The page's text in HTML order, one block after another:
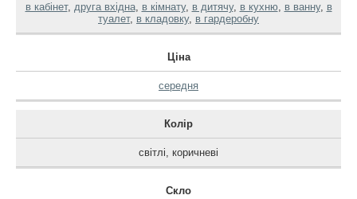
в кабінет, друга вхідна, в кімнату, в дитячу, в кухню, в ванну, в
туалет, в кладовку, в гардеробну
Ціна
середня
Колір
світлі, коричневі
Скло